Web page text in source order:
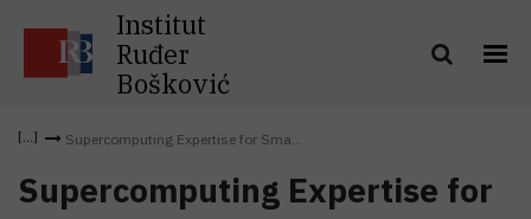
Institut
Ruđer
Bošković
Supercomputing Expertise for Sma...
Supercomputing Expertise for